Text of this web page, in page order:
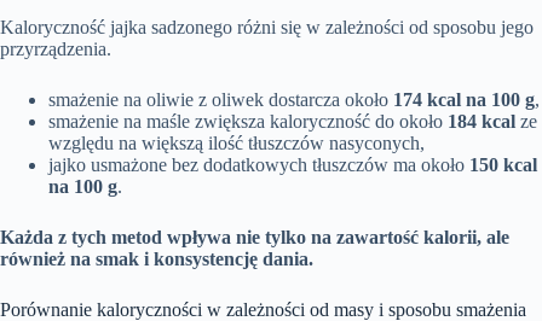
Kaloryczność jajka sadzonego różni się w zależności od sposobu jego
przyrządzenia.
smażenie na oliwie z oliwek dostarcza około 174 kcal na 100 g,
smażenie na maśle zwiększa kaloryczność do około 184 kcal ze
względu na większą ilość tłuszczów nasyconych,
jajko usmażone bez dodatkowych tłuszczów ma około 150 kcal
na 100 g.
Każda z tych metod wpływa nie tylko na zawartość kalorii, ale
również na smak i konsystencję dania.
Porównanie kaloryczności w zależności od masy i sposobu smażenia